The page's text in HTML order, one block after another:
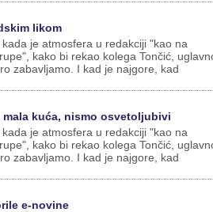
likom
je atmosfera u redakciji "kao na
kako bi rekao kolega Tončić,
zabavljamo. I kad je najgore, kad
mala kuća, nismo osvetoljubivi
je atmosfera u redakciji "kao na
kako bi rekao kolega Tončić,
zabavljamo. I kad je najgore, kad
e-novine